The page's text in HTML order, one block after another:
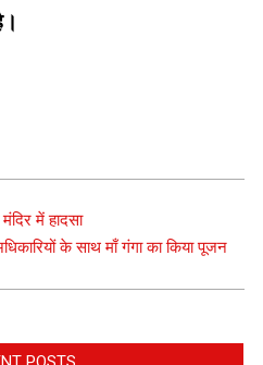
में हादसा
के साथ माँ गंगा का किया पूजन